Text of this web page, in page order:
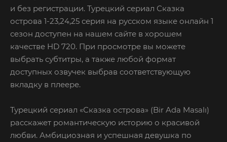
и без регистрации. Турецкий сериал Сказка
острова 1-23,24,25 серия на русском языке онлайн 1
сезон доступен на нашем сайте в хорошем
качестве HD 720. При просмотре вы можете
выбрать субтитры, а также любой формат
доступных озвучек выбрав соответствующую
вкладку в плеере.
Турецкий сериал «Сказка острова» (Bir Ada Masalı)
расскажет романтическую историю о красивой
любви. Амбициозная и успешная девушка по